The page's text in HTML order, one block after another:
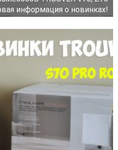
информация о новинках!